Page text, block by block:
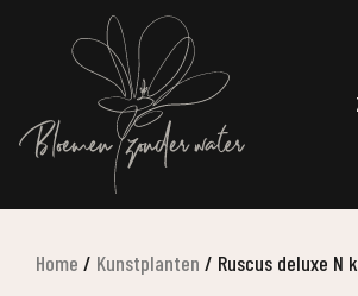
Home / Kunstplanten / Ruscus deluxe N